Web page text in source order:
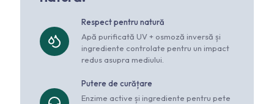
Respect pentru natură
Apă purificată UV + osmoză inversă și
ingrediente controlate pentru un impact
redus asupra mediului.
Putere de curățare
Enzime active și ingrediente pentru pete